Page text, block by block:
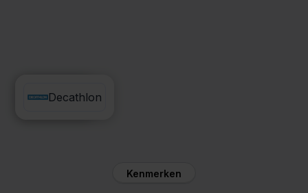
Zineps
Decathlon
Kenmerken